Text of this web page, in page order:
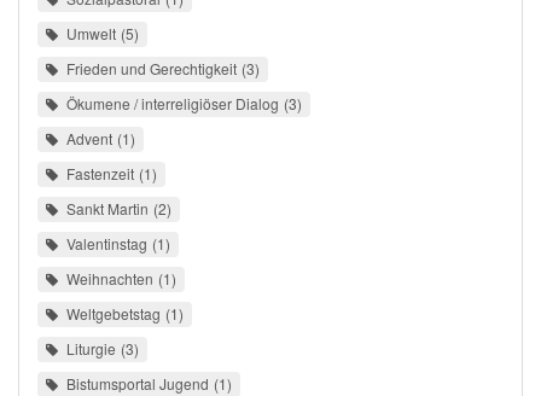
Umwelt 5
Frieden und Gerechtigkeit 3
Ökumene / interreligiöser Dialog 3
Advent 1
Fastenzeit 1
Sankt Martin 2
Valentinstag 1
Weihnachten 1
Weltgebetstag 1
Liturgie 3
Bistumsportal Jugend 1